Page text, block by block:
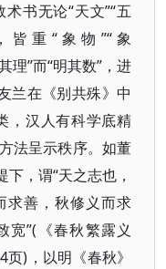
书无论“天文”“五
皆重“象物”“象
理”而“明其数”，进
兰在《别共殊》中
，汉人有科学底精
法呈示秩序。如董
，谓“天之志也，
求善，秋修义而求
宽”(《春秋繁露义
)，以明《春秋》